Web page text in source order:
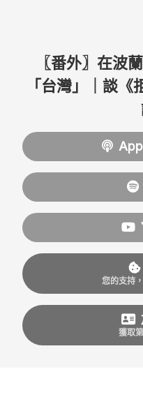
〖番外〗在波
「台灣」｜談
您的支持
獲取